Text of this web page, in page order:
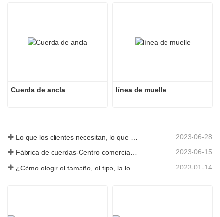
Cuerda de ancla línea de muelle
2023-06-28
Fábrica de cuerdas-Centro comercial integral-Tai an Rope LTD 2023-06-15
2023-01-14